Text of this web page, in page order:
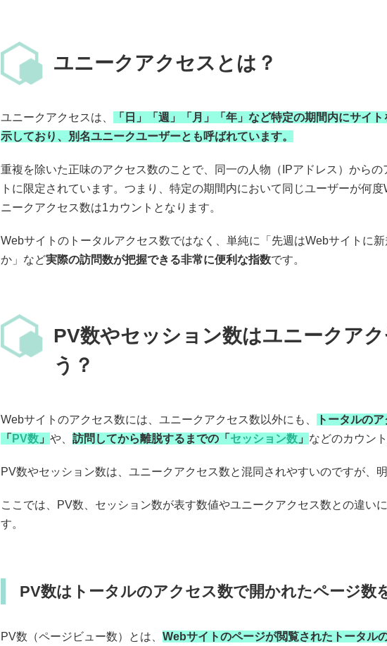
ユニークアクセスとは？
ユニークアクセスは、
「日」「週」「月」「年」など特定の期間内にサイ
示しており、別名ユニークユーザーとも呼ばれています。
重複を除いた正味のアクセス数のことで、同一の人物（IPアドレス）から
トに限定されています。つまり、特定の期間内において同じユーザーが何
ニークアクセス数は1カウントとなります。
Webサイトのトータルアクセス数ではなく、単純に「先週はWebサイトに
か」など実際の訪問数が把握できる非常に便利な指数です。
PV数やセッション数はユニークア
う？
Webサイトのアクセス数には、ユニークアクセス数以外にも、
トータルの
「 PV数 」や、訪問してから離脱するまでの「 セッション数 」 などのカウン
PV数やセッション数は、ユニークアクセス数と混同されやすいのですが、
ここでは、PV数、セッション数が表す数値やユニークアクセス数との違い
す。
PV数はトータルのアクセス数で開かれたページ数
PV数（ページビュー数）とは、Webサイトのページが閲覧されたトータル